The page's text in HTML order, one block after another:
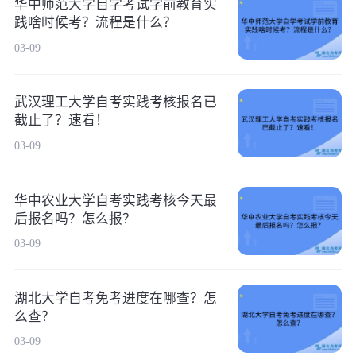
华中师范大学自学考试学前教育实
践啥时候考？流程是什么？
03-09
武汉理工大学自考实践考核报名已
截止了？速看！
03-09
华中农业大学自考实践考核今天最
后报名吗？怎么报？
03-09
湖北大学自考免考进度在哪查？怎
么查？
03-09